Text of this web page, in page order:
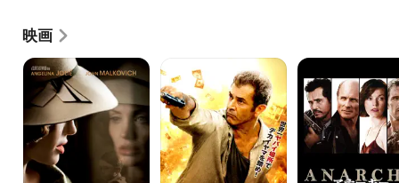
映画
チ
ェ
ジ
リ
グ
ッ
ク・
オ
ー
バ
ー
ア
ナ
ー
キ
ー